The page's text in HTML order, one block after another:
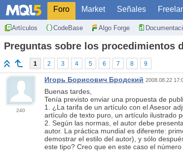
Foro Market Señales
Artículos CodeBase Algo Forge
Preguntas sobre los procedimientos
1 2 3 4 5 6 7 8 9
240
Игорь Борисович Бродский 2008.08.22
Buenas tardes,
Tenía previsto enviar una propuesta de
1. ¿La tarifa de un artículo con el Asesor
artículo de texto puro, un artículo ilustrado
2. Según las normas, el autor debe
autor. La práctica mundial es diferente:
demostrar el estilo del autor), y sólo
este tipo? Creo que en este caso el